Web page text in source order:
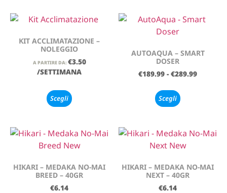
KIT ACCLIMATAZIONE –
NOLEGGIO
A PARTIRE DA: €3.50
/SETTIMANA
Scegli
AUTOAQUA – SMART
DOSER
€189.99 - €289.99
Scegli
HIKARI – MEDAKA NO-MAI
BREED – 40GR
€6.14
HIKARI – MEDAKA NO-MAI
NEXT – 40GR
€6.14